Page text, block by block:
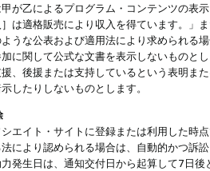
が乙によるプログラム・コンテンツの表
は適格販売により収入を得ています。」
うな公表および適用法により求められる
に関して公式な文書を表示しないもの
、後援または支持しているという表明ま
したりしないものとします。
エイト・サイトに登録または利用した時
により認められる場合は、自動的かつ訴
発生日は、通知交付日から起算して7日